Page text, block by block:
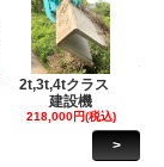
2t,3t,4tクラス
建設機
218,000円(税込)
>